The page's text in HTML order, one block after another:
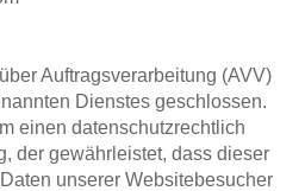
Auftragsverarbeitung (AVV)
Dienstes geschlossen.
einen datenschutzrechtlich
der gewährleistet, dass dieser
unserer Websitebesucher